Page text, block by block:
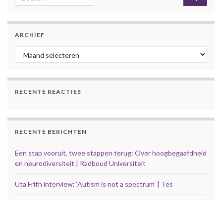
ARCHIEF
Archief
RECENTE REACTIES
RECENTE BERICHTEN
Een stap vooruit, twee stappen terug: Over hoogbegaafdheid
en neurodiversiteit | Radboud Universiteit
Uta Frith interview: ‘Autism is not a spectrum’ | Tes